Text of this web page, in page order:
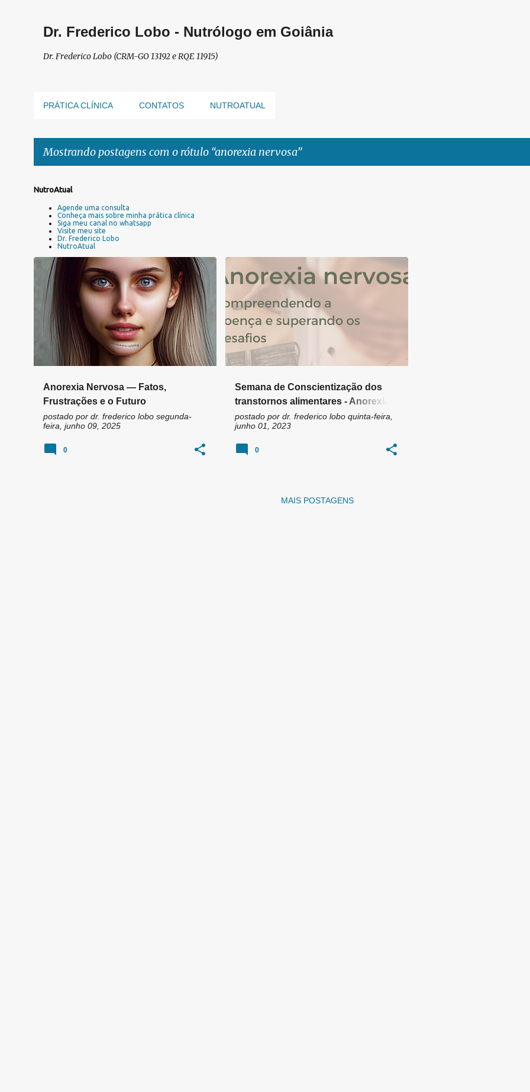
Dr. Frederico Lobo - Nutrólogo em Goiânia
Dr. Frederico Lobo (CRM-GO 13192 e RQE 11915)
PRÁTICA CLÍNICA CONTATOS NUTROATUAL
Mostrando postagens com o rótulo anorexia nervosa
P
e
s
NutroAtual
Agende uma consulta
Conheça mais sobre minha prática clínica
Siga meu canal no whatsapp
Visite meu site
Dr. Frederico Lobo
NutroAtual
Anorexia Nervosa — Fatos,
Frustrações e o Futuro
postado por dr. frederico lobo segunda-
feira, junho 09, 2025
ANOREXIA ANOREXIA NERVOSA
0
Semana de Conscientização dos
transtornos alimentares - Anorexia -
Por Dra. Lia Bataglini
postado por dr. frederico lobo quinta-feira,
junho 01, 2023
ANOREXIA ANOREXIA NERVOSA +2
0
MAIS POSTAGENS